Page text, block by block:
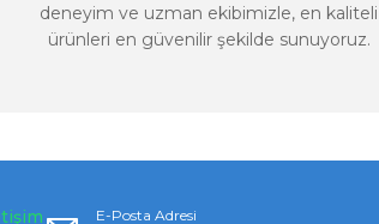
deneyim ve uzman ekibimizle, en kaliteli
ürünleri en güvenilir şekilde sunuyoruz.
E-Posta Adresi